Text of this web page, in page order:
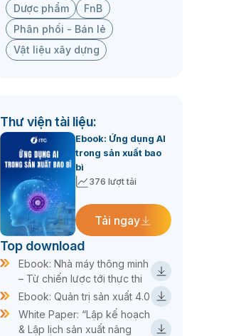
Dược phẩm
FnB
Phân phối - Bán lẻ
Vật liệu xây dựng
Thư viện tài liệu:
Ebook: Ứng dụng AI
trong sản xuất bao
bì
376 lượt tải
Tải ngay
Top download
Ebook: Nhà máy thông minh
– Từ chiến lược tới thực thi
Ebook: Quản trị sản xuất 4.0
White Paper: “Lập kế hoạch
& Lập lịch sản xuất nâng